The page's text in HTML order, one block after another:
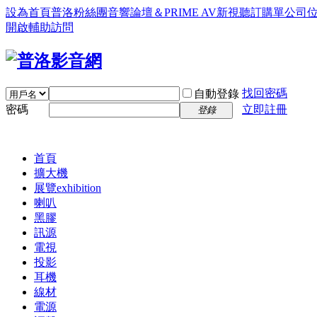
設為首頁普洛粉絲團音響論壇＆PRIME AV新視聽訂購單公司
開啟輔助訪問
自動登錄 找回密碼
密碼
登錄 立即註冊
首頁
擴大機
展覽exhibition
喇叭
黑膠
訊源
電視
投影
耳機
線材
電源